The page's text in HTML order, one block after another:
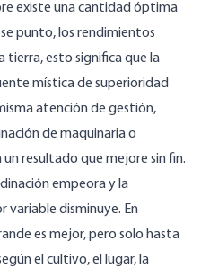
existe una cantidad óptima
punto, los rendimientos
tierra, esto significa que la
mística de superioridad
atención de gestión,
de maquinaria o
resultado que mejore sin fin.
empeora y la
variable disminuye. En
es mejor, pero solo hasta
el cultivo, el lugar, la